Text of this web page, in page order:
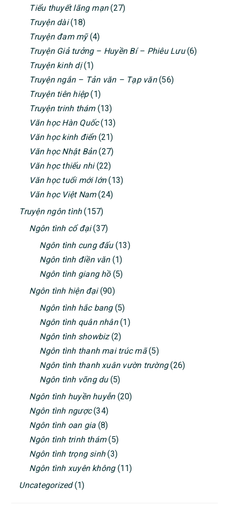
Tiểu thuyết lãng mạn(27)
Truyện dài(18)
Truyện đam mỹ(4)
Truyện Giả tưởng – Huyền Bí – Phiêu Lưu(6)
Truyện kinh dị(1)
Truyện ngắn – Tản văn – Tạp văn(56)
Truyện tiên hiệp(1)
Truyện trinh thám(13)
Văn học Hàn Quốc(13)
Văn học kinh điển(21)
Văn học Nhật Bản(27)
Văn học thiếu nhi(22)
Văn học tuổi mới lớn(13)
Văn học Việt Nam(24)
Truyện ngôn tình(157)
Ngôn tình cổ đại(37)
Ngôn tình cung đấu(13)
Ngôn tình điền văn(1)
Ngôn tình giang hồ(5)
Ngôn tình hiện đại(90)
Ngôn tình hắc bang(5)
Ngôn tình quân nhân(1)
Ngôn tình showbiz(2)
Ngôn tình thanh mai trúc mã(5)
Ngôn tình thanh xuân vườn trường(26)
Ngôn tình võng du(5)
Ngôn tình huyền huyễn(20)
Ngôn tình ngược(34)
Ngôn tình oan gia (8)
Ngôn tình trinh thám(5)
Ngôn tình trọng sinh(3)
Ngôn tình xuyên không(11)
Uncategorized(1)